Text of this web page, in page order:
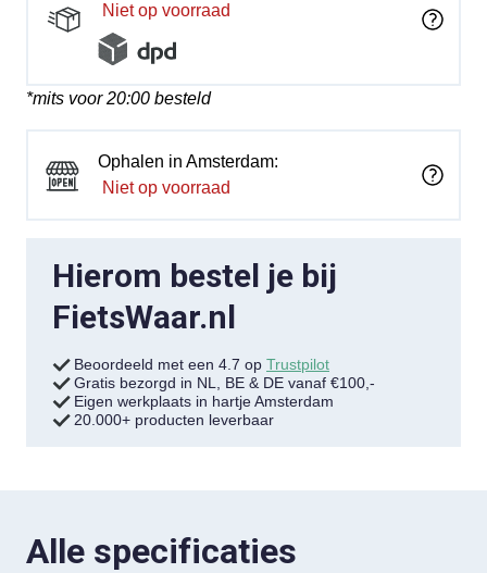
Niet op voorraad
*mits voor 20:00 besteld
Ophalen in Amsterdam:
Niet op voorraad
Hierom bestel je bij
FietsWaar.nl
Beoordeeld met een 4.7 op Trustpilot
Gratis bezorgd in NL, BE & DE vanaf €100,-
Eigen werkplaats in hartje Amsterdam
20.000+ producten leverbaar
Alle specificaties